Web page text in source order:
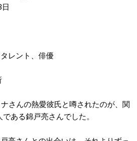
レント、俳優
さんの熱愛彼氏と噂されたのが、関
ある錦戸亮さんでした。